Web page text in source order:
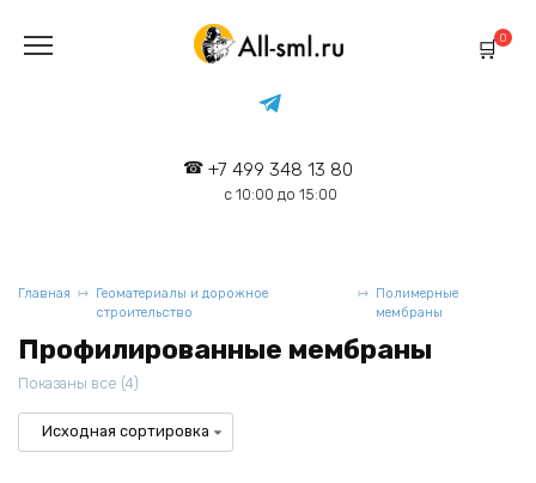
содержанию
+7 499 348 13 80
с 10:00 до 15:00
0
Главная
Геоматериалы и дорожное
строительство
Полимерные
мембраны
Профилированные мембраны
Показаны все (4)